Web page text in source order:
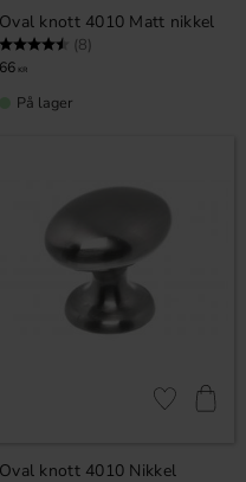
Oval knott 4010 Matt nikkel
Karakter: (8)
66 KR
På lager
Oval knott 4010 Nikkel
Lagre som